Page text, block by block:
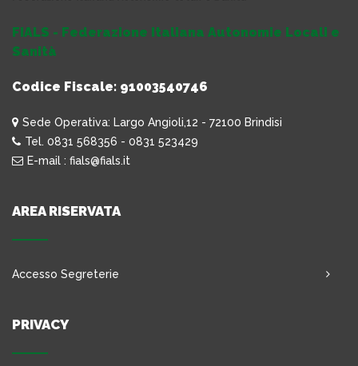
FIALS - Federazione Italiana Autonomie Locali e
Sanità
Codice Fiscale: 91003540746
Sede Operativa: Largo Angioli,12 - 72100 Brindisi
Tel. 0831 568356 - 0831 523429
E-mail : fials@fials.it
AREA RISERVATA
Accesso Segreterie
PRIVACY